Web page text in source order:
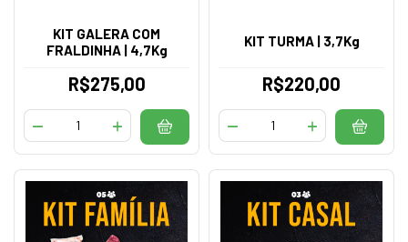
KIT GALERA COM
FRALDINHA | 4,7Kg
R$275,00
KIT TURMA | 3,7Kg
R$220,00